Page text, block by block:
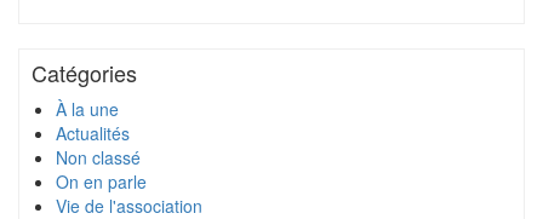
Catégories
À la une
Actualités
Non classé
On en parle
Vie de l'association